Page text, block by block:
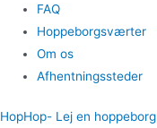
FAQ
Hoppeborgsværter
Om os
Afhentningssteder
HopHop- Lej en hoppeborg